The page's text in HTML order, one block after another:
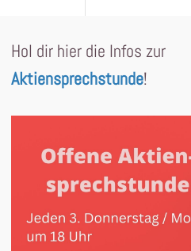
Hol dir hier die Infos zur
Aktiensprechstunde!